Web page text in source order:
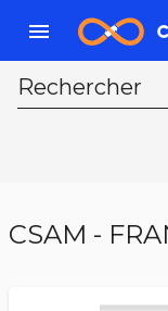
menu
Rechercher
CSAM -